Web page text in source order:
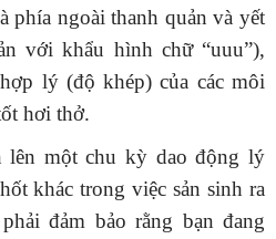
phía ngoài thanh quản và yết
với khẩu hình chữ “uuu”),
lý (độ khép) của các môi
hơi thở.
lên một chu kỳ dao động lý
khác trong việc sản sinh ra
đảm bảo rằng bạn đang